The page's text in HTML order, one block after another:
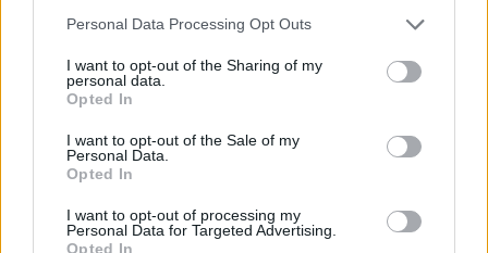
Personal Data Processing Opt Outs
I want to opt-out of the Sharing of my
personal data.
Opted In
I want to opt-out of the Sale of my
Personal Data.
Opted In
I want to opt-out of processing my
Personal Data for Targeted Advertising.
Opted In
Esim for Global
for Turkey|Esim for Germany|Esim for Greece|